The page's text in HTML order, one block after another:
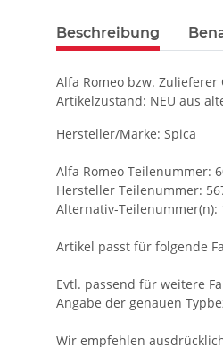
Beschreibung
Alfa Romeo bzw.
Artikelzustand: NEU aus
Hersteller/Marke: Spica
Alfa Romeo Teilenummer:
Hersteller Teilenummer:
Alternativ-Teilenummer(n):
Artikel passt für folgende
Evtl. passend für weitere
Angabe der genauen
Wir empfehlen